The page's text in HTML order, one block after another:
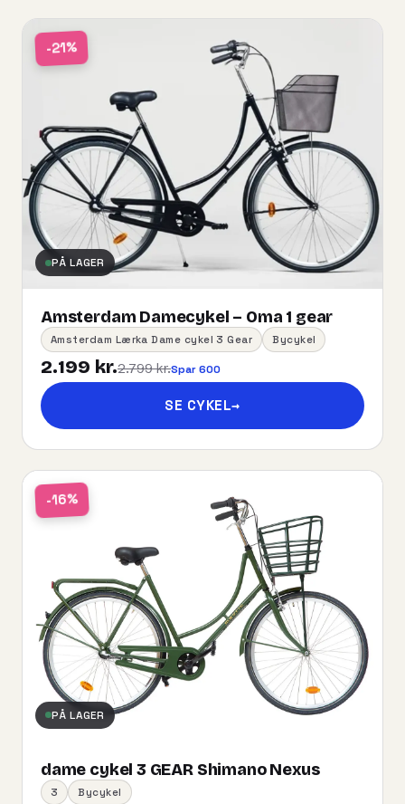
-21%
PÅ LAGER
Amsterdam Damecykel – Oma 1 gear
Amsterdam Lærka Dame cykel 3 Gear Bycykel
2.199 kr.2.799 kr.Spar 600
SE CYKEL→
-16%
PÅ LAGER
dame cykel 3 GEAR Shimano Nexus
3 Bycykel